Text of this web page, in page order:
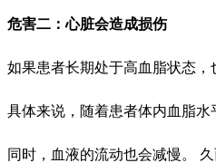
危害二：心脏会造成损伤
如果患者长期处于高血脂状态，
具体来说，随着患者体内血脂水
同时，血液的流动也会减慢。